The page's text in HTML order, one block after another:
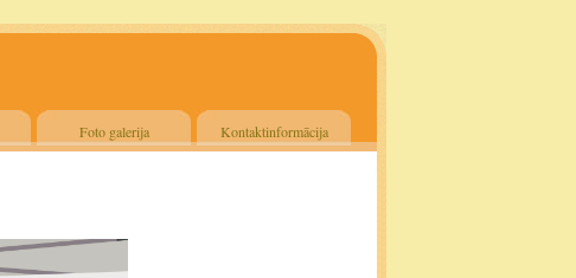
Foto galerija Kontaktinformācija